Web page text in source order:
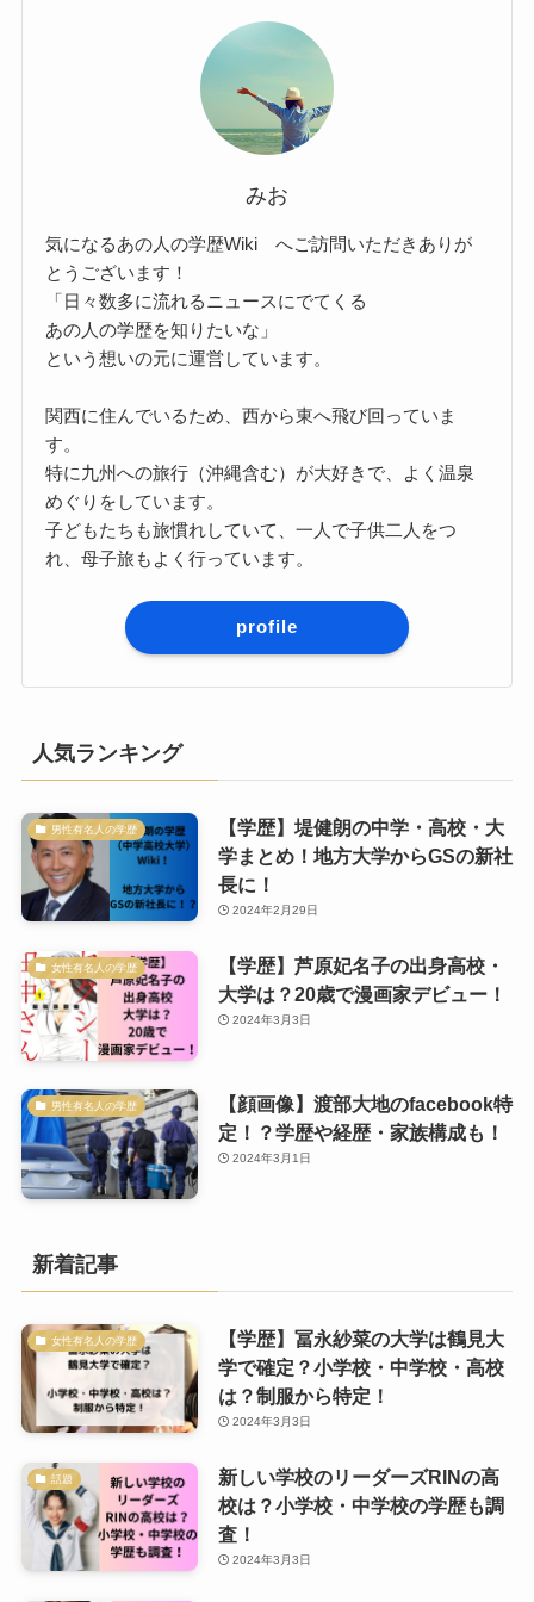
みお
気になるあの人の学歴Wiki へご訪問いただきありが
とうございます！
「日々数多に流れるニュースにでてくる
あの人の学歴を知りたいな」
という想いの元に運営しています。
関西に住んでいるため、西から東へ飛び回っていま
す。
特に九州への旅行（沖縄含む）が大好きで、よく温泉
めぐりをしています。
子どもたちも旅慣れしていて、一人で子供二人をつ
れ、母子旅もよく行っています。
profile
人気ランキング
男性有名人の学歴
【学歴】堤健朗の中学・高校・大
学まとめ！地方大学からGSの新社
長に！
2024年2月29日
女性有名人の学歴
【学歴】芦原妃名子の出身高校・
大学は？20歳で漫画家デビュー！
2024年3月3日
男性有名人の学歴
【顔画像】渡部大地のfacebook特
定！？学歴や経歴・家族構成も！
2024年3月1日
新着記事
女性有名人の学歴
【学歴】冨永紗菜の大学は鶴見大
学で確定？小学校・中学校・高校
は？制服から特定！
2024年3月3日
話題
新しい学校のリーダーズRINの高
校は？小学校・中学校の学歴も調
査！
2024年3月3日